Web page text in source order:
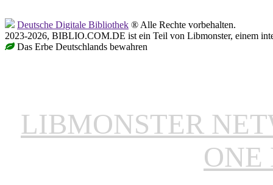
Deutsche Digitale Bibliothek ® Alle Rechte vorbehalten.
2023-2026, BIBLIO.COM.DE ist ein Teil von Libmonster, einem
Das Erbe Deutschlands bewahren
LIBMONSTER
ONE